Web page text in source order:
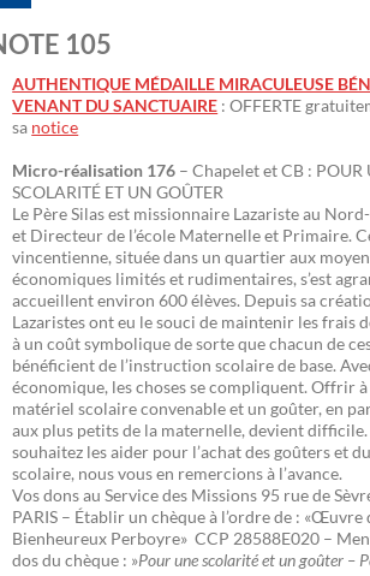
105
AUTHENTIQUE MÉDAILLE MIRACULEUSE
VENANT DU SANCTUAIRE : OFFERTE
sa notice
Micro-réalisation 176 – Chapelet et CB : POUR
SCOLARITÉ ET UN GOÛTER
Le Père Silas est missionnaire Lazariste au
et Directeur de l’école Maternelle et Primaire.
vincentienne, située dans un quartier aux
économiques limités et rudimentaires, s’est
accueillent environ 600 élèves. Depuis sa
Lazaristes ont eu le souci de maintenir les frais
à un coût symbolique de sorte que chacun de
bénéficient de l’instruction scolaire de base.
économique, les choses se compliquent. Offrir
matériel scolaire convenable et un goûter, en
aux plus petits de la maternelle, devient difficile.
souhaitez les aider pour l’achat des goûters et
scolaire, nous vous en remercions à l’avance.
Vos dons au Service des Missions 95 rue de
PARIS – Établir un chèque à l’ordre de : «Œuvre
Bienheureux Perboyre» CCP 28588E020 –
dos du chèque : »Pour une scolarité et un goûter –